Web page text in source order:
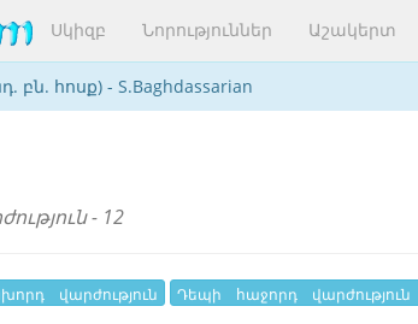
Սկիզբ Նորություններ Աշակերտ
բն. հոսք) - S.Baghdassarian
- 12
վարժություն Դեպի հաջորդ վարժություն